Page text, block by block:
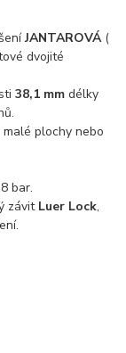
JANTAROVÁ(
dvojité
38,1 mm délky
plochy nebo
bar.
závit Luer Lock,